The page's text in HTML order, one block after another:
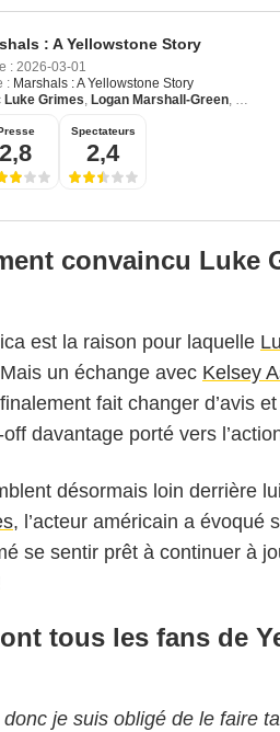
: A Yellowstone Story
: 2026-03-01
: Marshals : A Yellowstone Story
Luke Grimes, Logan Marshall-Green, Arielle
Presse
2,8
Spectateurs
2,4
convaincu Luke
est la raison pour laquelle
un échange avec Kelsey
fait changer d’avis
davantage porté vers
désormais loin derrière
, l’acteur américain a évoqué
se sentir prêt à continuer à
tous les fans de
donc je suis obligé de le faire